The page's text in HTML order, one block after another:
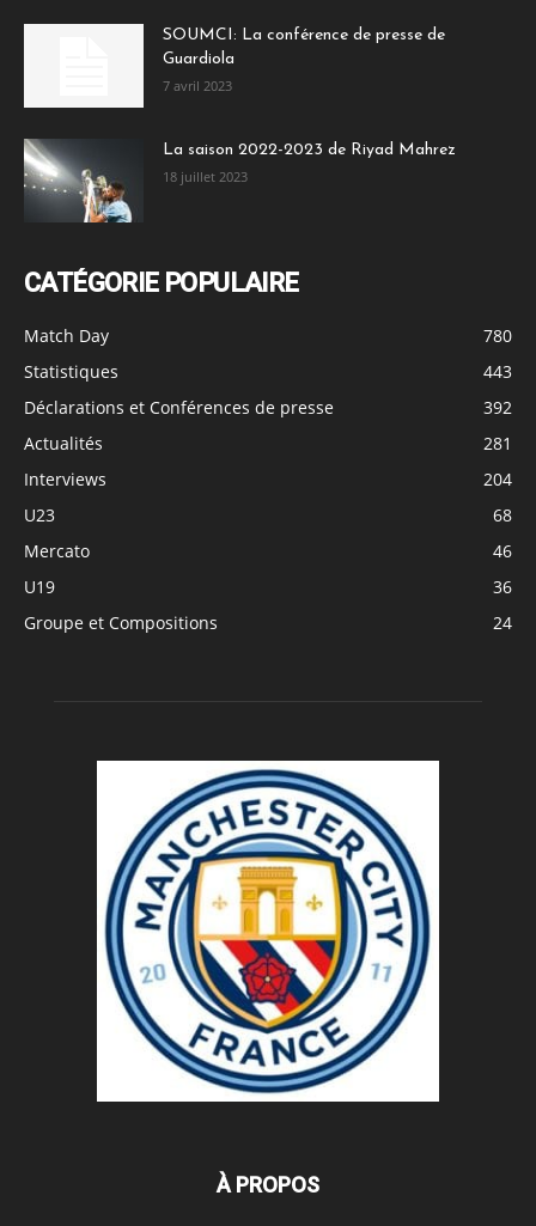
SOUMCI: La conférence de presse de
Guardiola
7 avril 2023
La saison 2022-2023 de Riyad Mahrez
18 juillet 2023
CATÉGORIE POPULAIRE
Match Day
780
Statistiques
443
Déclarations et Conférences de presse
392
Actualités
281
Interviews
204
U23
68
Mercato
46
U19
36
Groupe et Compositions
24
À PROPOS